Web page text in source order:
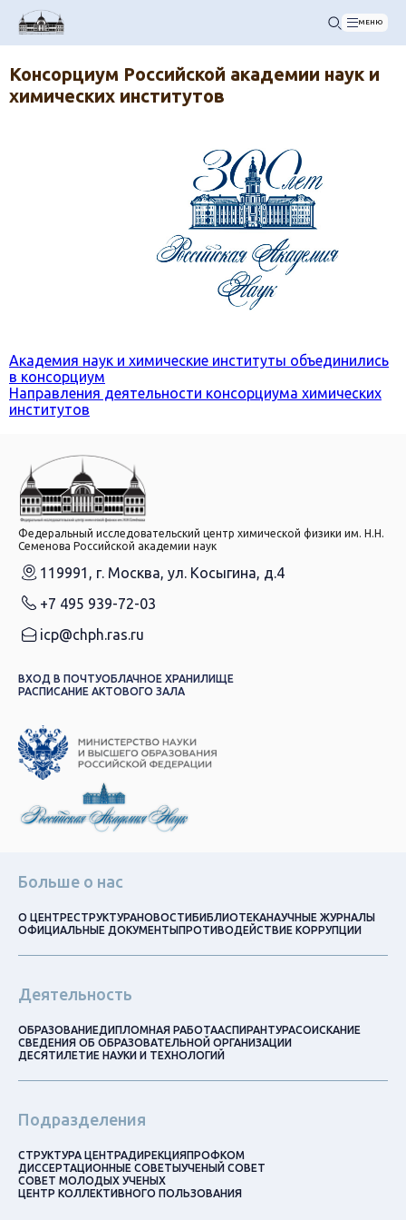
МЕНЮ
Консорциум Российской академии наук и
химических институтов
Академия наук и химические институты объединились
в консорциум
Направления деятельности консорциума химических
институтов
Федеральный исследовательский центр химической физики им. Н.Н.
Семенова Российской академии наук
119991, г. Москва, ул. Косыгина, д.4
+7 495 939-72-03
icp@chph.ras.ru
ВХОД В ПОЧТУОБЛАЧНОЕ ХРАНИЛИЩЕ
РАСПИСАНИЕ АКТОВОГО ЗАЛА
Больше о нас
О ЦЕНТРЕСТРУКТУРАНОВОСТИБИБЛИОТЕКАНАУЧНЫЕ ЖУРНАЛЫ
ОФИЦИАЛЬНЫЕ ДОКУМЕНТЫПРОТИВОДЕЙСТВИЕ КОРРУПЦИИ
Деятельность
ОБРАЗОВАНИЕДИПЛОМНАЯ РАБОТААСПИРАНТУРАСОИСКАНИЕ
СВЕДЕНИЯ ОБ ОБРАЗОВАТЕЛЬНОЙ ОРГАНИЗАЦИИ
ДЕСЯТИЛЕТИЕ НАУКИ И ТЕХНОЛОГИЙ
Подразделения
СТРУКТУРА ЦЕНТРАДИРЕКЦИЯПРОФКОМ
ДИССЕРТАЦИОННЫЕ СОВЕТЫУЧЕНЫЙ СОВЕТ
СОВЕТ МОЛОДЫХ УЧЕНЫХ
ЦЕНТР КОЛЛЕКТИВНОГО ПОЛЬЗОВАНИЯ